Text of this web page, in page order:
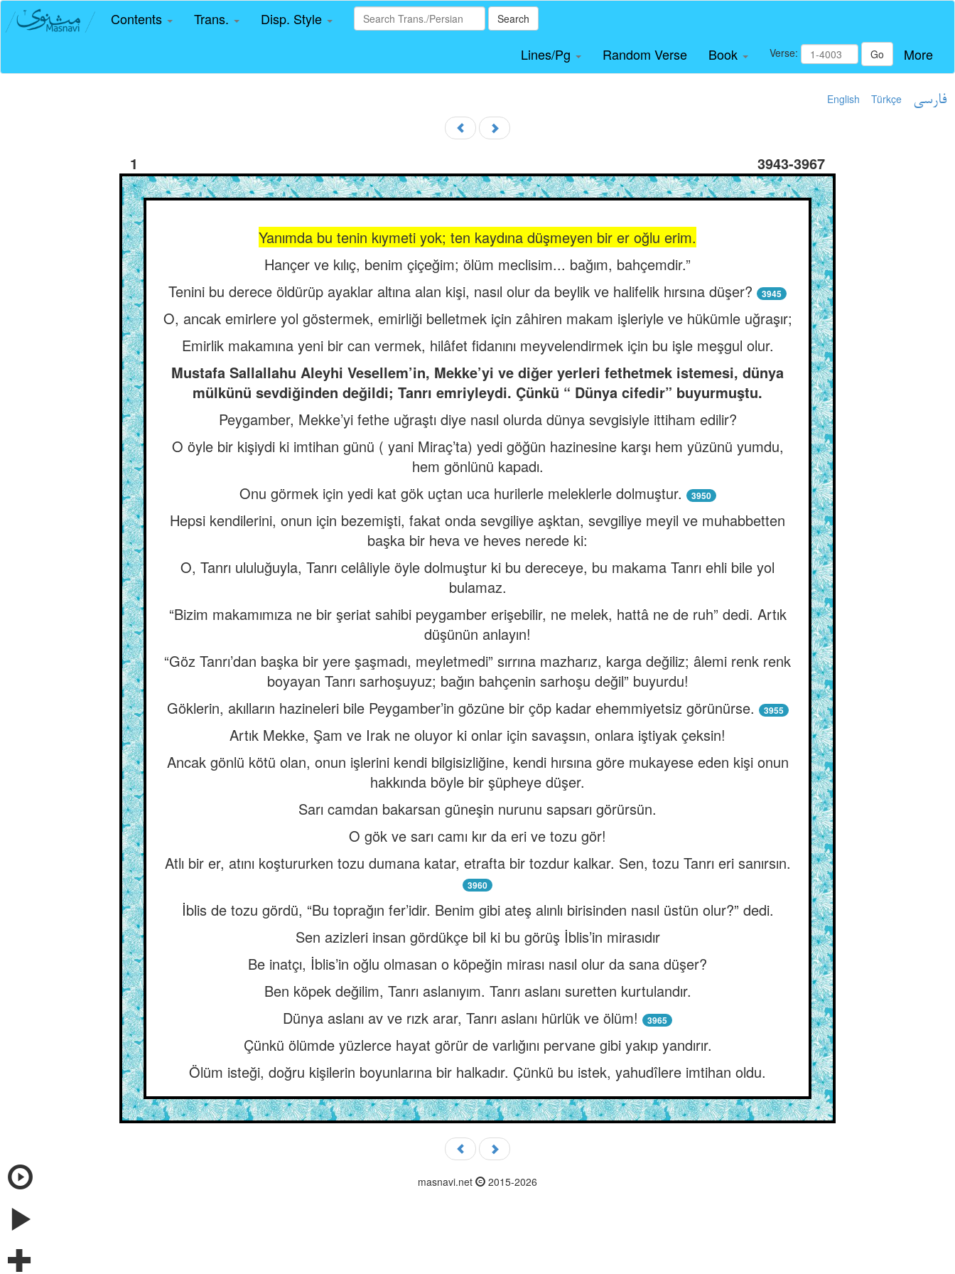
Contents Trans. Disp. Style Search
Lines/Pg Random Verse Book Verse: Go More
English Türkçe فارسی
1 3943-3967
Yanımda bu tenin kıymeti yok; ten kaydına düşmeyen bir er oğlu erim.
Hançer ve kılıç, benim çiçeğim; ölüm meclisim... bağım, bahçemdir.”
Tenini bu derece öldürüp ayaklar altına alan kişi, nasıl olur da beylik ve halifelik hırsına düşer?
3945
O, ancak emirlere yol göstermek, emirliği belletmek için zâhiren makam işleriyle ve hükümle uğraşır;
Emirlik makamına yeni bir can vermek, hilâfet fidanını meyvelendirmek için bu işle meşgul olur.
Mustafa Sallallahu Aleyhi Vesellem’in, Mekke’yi ve diğer yerleri fethetmek istemesi, dünya
mülkünü sevdiğinden değildi; Tanrı emriyleydi. Çünkü “ Dünya cifedir” buyurmuştu.
Peygamber, Mekke’yi fethe uğraştı diye nasıl olurda dünya sevgisiyle ittiham edilir?
O öyle bir kişiydi ki imtihan günü ( yani Miraç’ta) yedi göğün hazinesine karşı hem yüzünü yumdu,
hem gönlünü kapadı.
Onu görmek için yedi kat gök uçtan uca hurilerle meleklerle dolmuştur.
3950
Hepsi kendilerini, onun için bezemişti, fakat onda sevgiliye aşktan, sevgiliye meyil ve muhabbetten
başka bir heva ve heves nerede ki:
O, Tanrı ululuğuyla, Tanrı celâliyle öyle dolmuştur ki bu dereceye, bu makama Tanrı ehli bile yol
bulamaz.
“Bizim makamımıza ne bir şeriat sahibi peygamber erişebilir, ne melek, hattâ ne de ruh” dedi. Artık
düşünün anlayın!
“Göz Tanrı’dan başka bir yere şaşmadı, meyletmedi” sırrına mazharız, karga değiliz; âlemi renk renk
boyayan Tanrı sarhoşuyuz; bağın bahçenin sarhoşu değil” buyurdu!
Göklerin, akılların hazineleri bile Peygamber’in gözüne bir çöp kadar ehemmiyetsiz görünürse.
3955
Artık Mekke, Şam ve Irak ne oluyor ki onlar için savaşsın, onlara iştiyak çeksin!
Ancak gönlü kötü olan, onun işlerini kendi bilgisizliğine, kendi hırsına göre mukayese eden kişi onun
hakkında böyle bir şüpheye düşer.
Sarı camdan bakarsan güneşin nurunu sapsarı görürsün.
O gök ve sarı camı kır da eri ve tozu gör!
Atlı bir er, atını koştururken tozu dumana katar, etrafta bir tozdur kalkar. Sen, tozu Tanrı eri sanırsın.
3960
İblis de tozu gördü, “Bu toprağın fer’idir. Benim gibi ateş alınlı birisinden nasıl üstün olur?” dedi.
Sen azizleri insan gördükçe bil ki bu görüş İblis’in mirasıdır
Be inatçı, İblis’in oğlu olmasan o köpeğin mirası nasıl olur da sana düşer?
Ben köpek değilim, Tanrı aslanıyım. Tanrı aslanı suretten kurtulandır.
Dünya aslanı av ve rızk arar, Tanrı aslanı hürlük ve ölüm!
3965
Çünkü ölümde yüzlerce hayat görür de varlığını pervane gibi yakıp yandırır.
Ölüm isteği, doğru kişilerin boyunlarına bir halkadır. Çünkü bu istek, yahudîlere imtihan oldu.
masnavi.net 2015-2026